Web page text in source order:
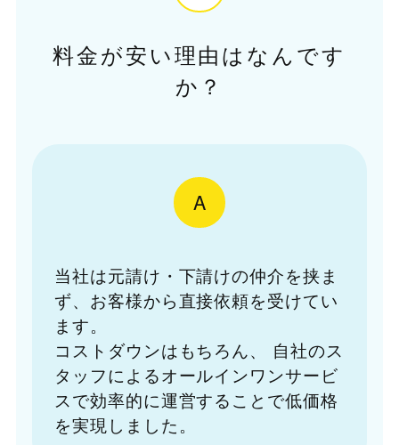
料金が安い理由はなんです
か？
A
当社は元請け・下請けの仲介を挟ま
ず、お客様から直接依頼を受けてい
ます。
コストダウンはもちろん、
自社のス
タッフによるオールインワンサービ
スで効率的に運営することで低価格
を実現しました。